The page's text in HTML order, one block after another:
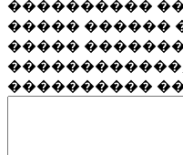
����������
����� ������
�����
����������